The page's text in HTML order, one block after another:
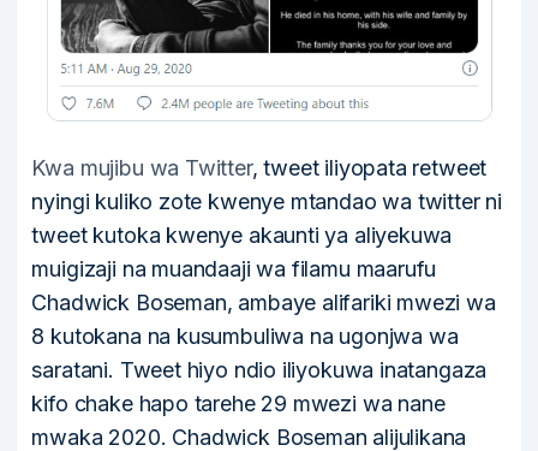
Kwa mujibu wa Twitter, tweet iliyopata retweet
nyingi kuliko zote kwenye mtandao wa twitter ni
tweet kutoka kwenye akaunti ya aliyekuwa
muigizaji na muandaaji wa filamu maarufu
Chadwick Boseman, ambaye alifariki mwezi wa
8 kutokana na kusumbuliwa na ugonjwa wa
saratani. Tweet hiyo ndio iliyokuwa inatangaza
kifo chake hapo tarehe 29 mwezi wa nane
mwaka 2020. Chadwick Boseman alijulikana